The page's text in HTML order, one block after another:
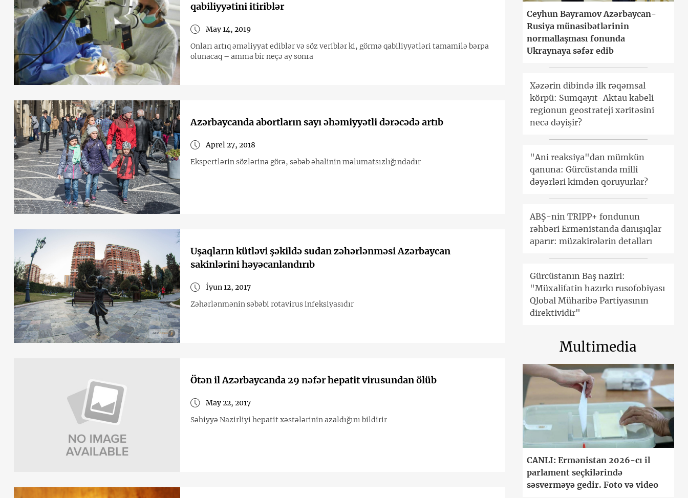
qabiliyyətini itiriblər
May 14, 2019
Onları artıq əməliyyat ediblər və söz veriblər ki, görmə qabiliyyətləri tamamilə bərpa
olunacaq – amma bir neçə ay sonra
Azərbaycanda abortların sayı əhəmiyyətli dərəcədə artıb
Aprel 27, 2018
Ekspertlərin sözlərinə görə, səbəb əhalinin məlumatsızlığındadır
Uşaqların kütləvi şəkildə sudan zəhərlənməsi Azərbaycan
sakinlərini həyəcanlandırıb
İyun 12, 2017
Zəhərlənmənin səbəbi rotavirus infeksiyasıdır
Ötən il Azərbaycanda 29 nəfər hepatit virusundan ölüb
May 22, 2017
Səhiyyə Nazirliyi hepatit xəstələrinin azaldığını bildirir
Ceyhun Bayramov Azərbaycan-
Rusiya münasibətlərinin
normallaşması fonunda
Ukraynaya səfər edib
Xəzərin dibində ilk rəqəmsal
körpü: Sumqayıt-Aktau kabeli
regionun geostrateji xəritəsini
necə dəyişir?
"Ani reaksiya"dan mümkün
qanuna: Gürcüstanda milli
dəyərləri kimdən qoruyurlar?
ABŞ-nin TRIPP+ fondunun
rəhbəri Ermənistanda danışıqlar
aparır: müzakirələrin detalları
Gürcüstanın Baş naziri:
"Müxalifətin hazırkı rusofobiyası
Qlobal Müharibə Partiyasının
direktividir"
Multimedia
CANLI: Ermənistan 2026-cı il
parlament seçkilərində
səsverməyə gedir. Foto və video